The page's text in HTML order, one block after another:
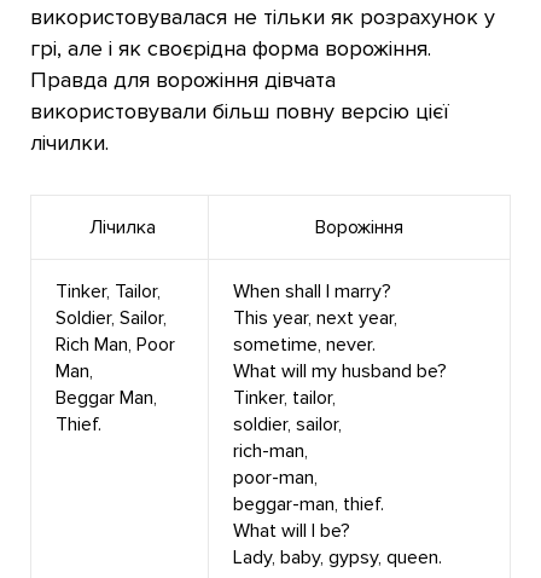
використовувалася не тільки як розрахунок у
грі, але і як своєрідна форма ворожіння.
Правда для ворожіння дівчата
використовували більш повну версію цієї
лічилки.
Лічилка Ворожіння
Tinker, Tailor,
Soldier, Sailor,
Rich Man, Poor
Man,
Beggar Man,
Thief.
When shall I marry?
This year, next year,
sometime, never.
What will my husband be?
Tinker, tailor,
soldier, sailor,
rich-man,
poor-man,
beggar-man, thief.
What will I be?
Lady, baby, gypsy, queen.